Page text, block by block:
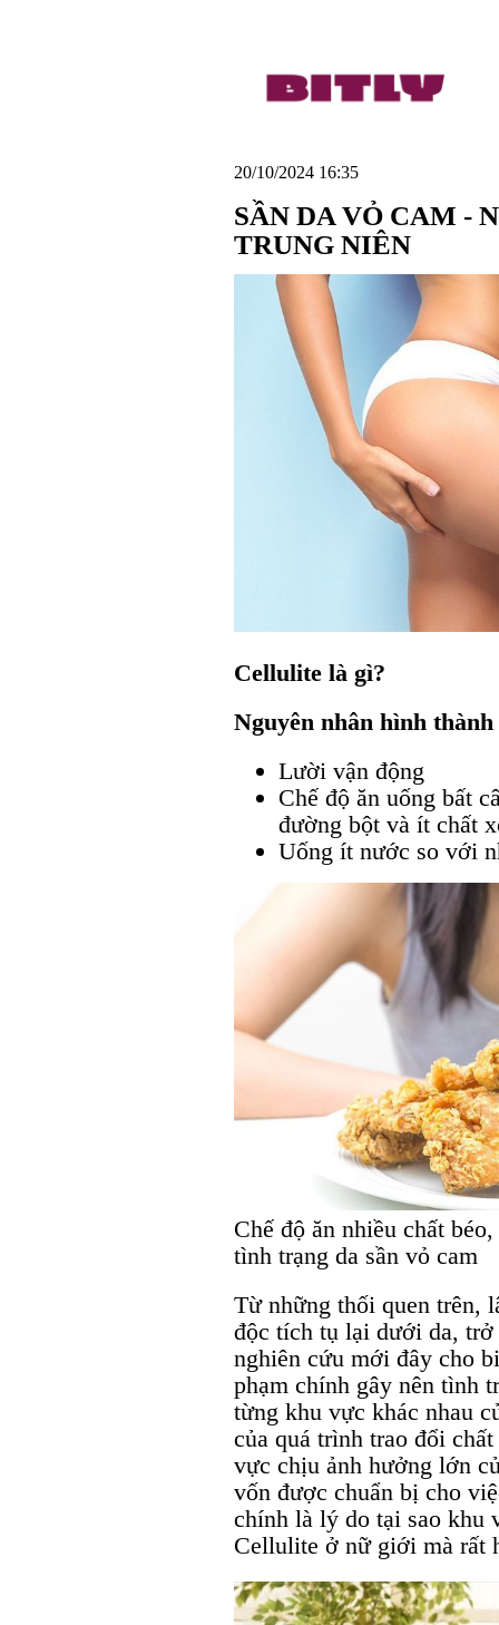
20/10/2024 16:35
SẦN DA VỎ CAM -
TRUNG NIÊN
Cellulite là gì?
Nguyên nhân hình
Lười vận động
Chế độ ăn uống bất
đường bột và ít chất
Uống ít nước so với
Chế độ ăn nhiều chất
tình trạng da sần vỏ cam
Từ những thối quen trên,
độc tích tụ lại dưới da, trở
nghiên cứu mới đây cho
phạm chính gây nên tình
từng khu vực khác nhau
của quá trình trao đổi
vực chịu ảnh hưởng lớn
vốn được chuẩn bị cho
chính là lý do tại sao khu
Cellulite ở nữ giới mà rất